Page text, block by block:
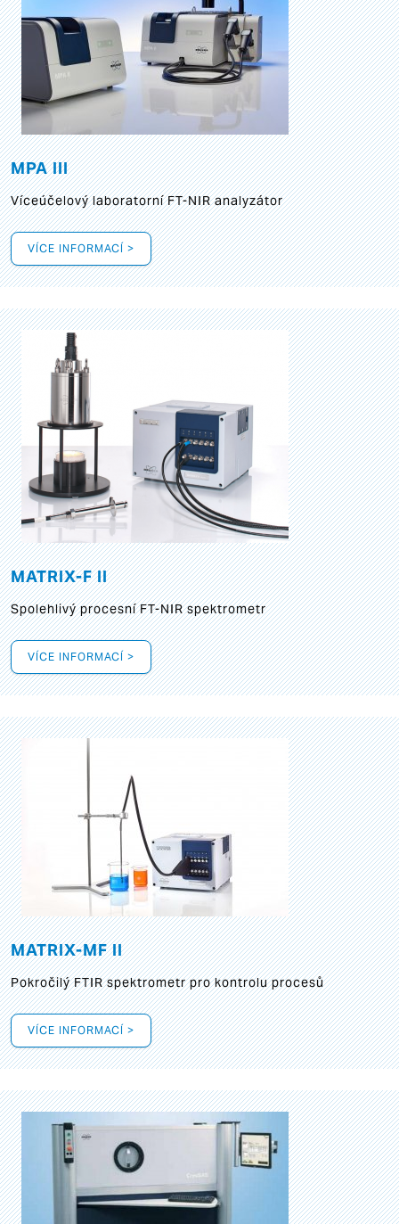
MPA III
Víceúčelový laboratorní FT-NIR analyzátor
VÍCE INFORMACÍ >
MATRIX-F II
Spolehlivý procesní FT-NIR spektrometr
VÍCE INFORMACÍ >
MATRIX-MF II
Pokročilý FTIR spektrometr pro kontrolu procesů
VÍCE INFORMACÍ >